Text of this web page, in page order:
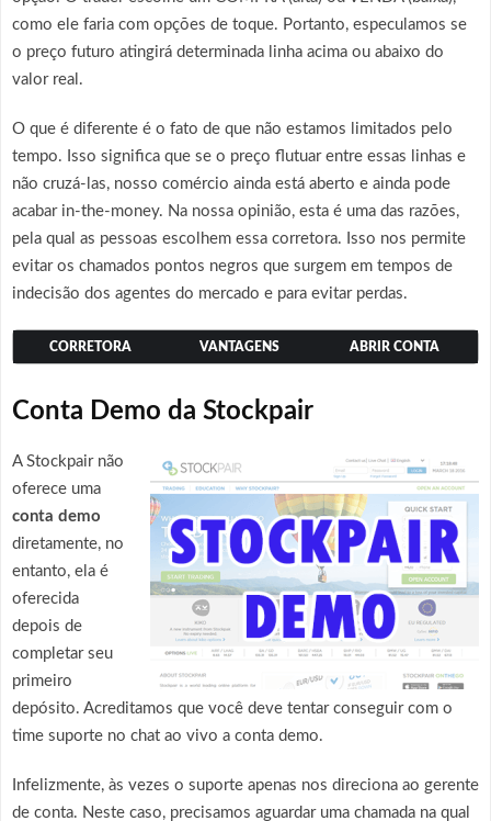
como ele faria com opções de toque. Portanto, especulamos se
o preço futuro atingirá determinada linha acima ou abaixo do
valor real.
O que é diferente é o fato de que não estamos limitados pelo
tempo. Isso significa que se o preço flutuar entre essas linhas e
não cruzá-las, nosso comércio ainda está aberto e ainda pode
acabar in-the-money. Na nossa opinião, esta é uma das razões,
pela qual as pessoas escolhem essa corretora. Isso nos permite
evitar os chamados pontos negros que surgem em tempos de
indecisão dos agentes do mercado e para evitar perdas.
CORRETORA VANTAGENS ABRIR CONTA
Conta Demo da Stockpair
A Stockpair não
oferece uma
conta demo
diretamente, no
entanto, ela é
oferecida
depois de
completar seu
primeiro
depósito. Acreditamos que você deve tentar conseguir com o
time suporte no chat ao vivo a conta demo.
Infelizmente, às vezes o suporte apenas nos direciona ao gerente
de conta. Neste caso, precisamos aguardar uma chamada na qual